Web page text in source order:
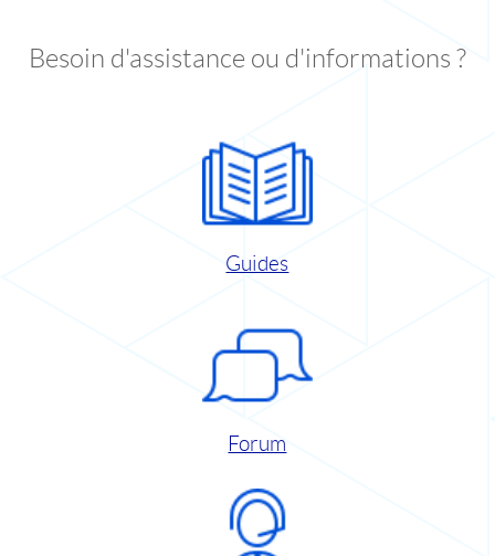
Besoin d'assistance ou d'informations ?
Guides
Forum